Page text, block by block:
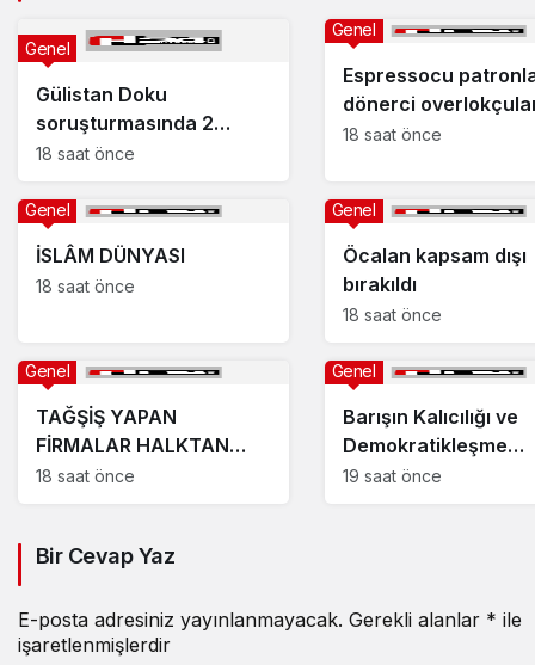
Gülistan Doku
soruşturmasında 2
dalgıç tutuklandı
Genel
18 saat önce
Espressocu
dönerci
Genel
18 saat önce
İSLÂM DÜNYASI
Genel
18 saat önce
Öcalan kapsam dışı
bırakıldı
Genel
18 saat önce
TAĞŞİŞ YAPAN
FİRMALAR HALKTAN
ÖZÜR DİLEMELİ!
Genel
18 saat önce
Barışın Kalıcılığı ve
Demokratikleşme
İhtiyacı
Genel
19 saat önce
Bir Cevap Yaz
E-posta adresiniz yayınlanmayacak. Gerekli alanlar * ile
işaretlenmişlerdir